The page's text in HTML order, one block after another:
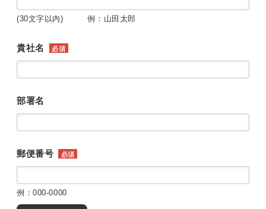
(30文字以内) 例：山田太郎
貴社名 必須
部署名
郵便番号 必須
例：000-0000